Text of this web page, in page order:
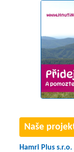
Naše
Hamri Plus s.r.o.